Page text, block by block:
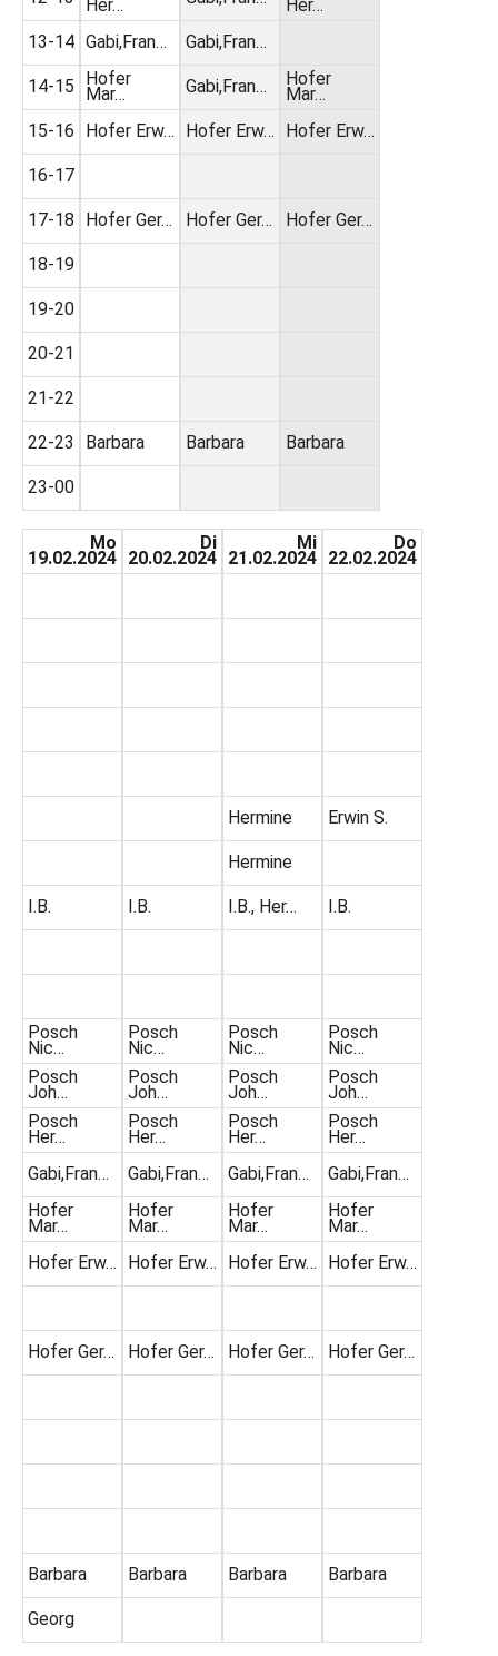
13-14
14-15
15-16
16-17
17-18
18-19
19-20
20-21
21-22
22-23
23-00
Her…
Gabi,Fran…
Hofer
Mar…
Hofer Erw…
Hofer Ger…
Barbara
Gabi,Fran…
Gabi,Fran…
Hofer Erw…
Hofer Ger…
Barbara
Her…
Hofer
Mar…
Hofer Erw…
Hofer Ger…
Barbara
Mo
19.02.2024
I.B.
Posch
Nic…
Posch
Joh…
Posch
Her…
Gabi,Fran…
Hofer
Mar…
Hofer Erw…
Hofer Ger…
Barbara
Georg
Di
20.02.2024
I.B.
Posch
Nic…
Posch
Joh…
Posch
Her…
Gabi,Fran…
Hofer
Mar…
Hofer Erw…
Hofer Ger…
Barbara
Mi
21.02.2024
Hermine
Hermine
I.B., Her…
Posch
Nic…
Posch
Joh…
Posch
Her…
Gabi,Fran…
Hofer
Mar…
Hofer Erw…
Hofer Ger…
Barbara
Do
22.02.2024
Erwin S.
I.B.
Posch
Nic…
Posch
Joh…
Posch
Her…
Gabi,Fran…
Hofer
Mar…
Hofer Erw…
Hofer Ger…
Barbara